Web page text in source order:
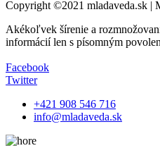
Copyright ©2021 mladaveda.sk |
Akékoľvek šírenie a
informácií len s písomným
Facebook
Twitter
+421 908 546 716
info@mladaveda.sk